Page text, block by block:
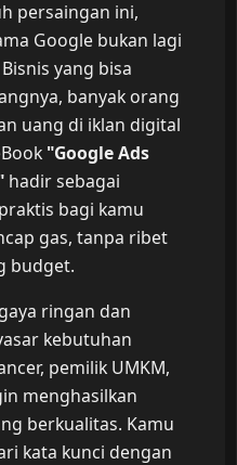
persaingan ini,
Google bukan lagi
yang bisa
banyak orang
uang di iklan digital
"Google Ads
hadir sebagai
bagi kamu
gas, tanpa ribet
budget.
ringan dan
kebutuhan
pemilik UMKM,
menghasilkan
berkualitas. Kamu
kata kunci dengan